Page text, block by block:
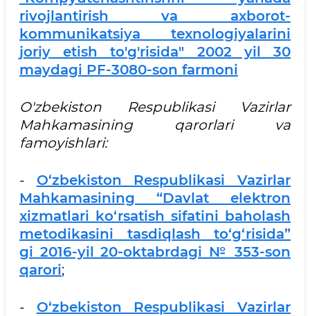
rivojlantirish va axborot-
kommunikatsiya texnologiyalarini
joriy etish to'g'risida" 2002 yil 30
maydagi PF-3080-son farmoni
O'zbekiston Respublikasi Vazirlar
Mahkamasining qarorlari va
famoyishlari:
- O‘zbekiston Respublikasi Vazirlar
Mahkamasining “Davlat elеktron
xizmatlari ko‘rsatish sifatini baholash
mеtodikasini tasdiqlash to‘g‘risida”
gi 2016-yil 20-oktabrdagi № 353-son
qarori;
- O‘zbekiston Respublikasi Vazirlar